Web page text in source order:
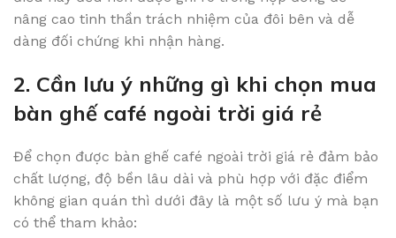
nâng cao tinh thần trách nhiệm của đôi bên và dễ
dàng đối chứng khi nhận hàng.
2. Cần lưu ý những gì khi chọn mua
bàn ghế café ngoài trời giá rẻ
Để chọn được bàn ghế café ngoài trời giá rẻ đảm bảo
chất lượng, độ bền lâu dài và phù hợp với đặc điểm
không gian quán thì dưới đây là một số lưu ý mà bạn
có thể tham khảo: